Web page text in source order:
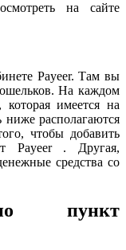
на сайте
Payeer. Там вы
На каждом
имеется на
располагаются
чтобы добавить
Payeer . Другая,
средства со
пункт